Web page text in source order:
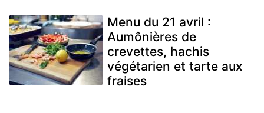
Menu du 21 avril :
Aumônières de
crevettes, hachis
végétarien et tarte aux
fraises